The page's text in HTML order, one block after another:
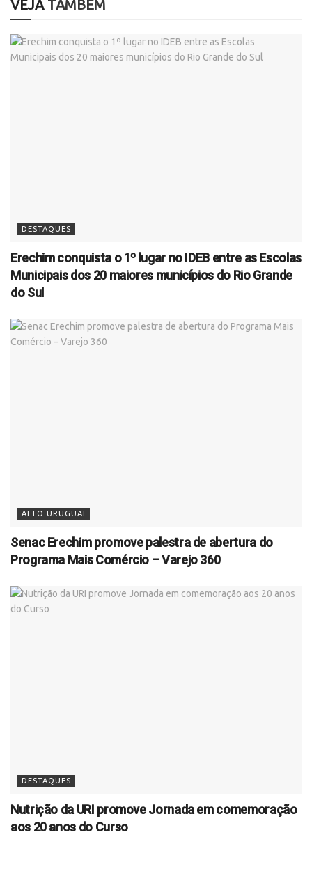
VEJATAMBÉM
DESTAQUES
Erechim conquista o 1º lugar no IDEB entre as Escolas
Municipais dos 20 maiores municípios do Rio Grande
do Sul
ALTO URUGUAI
Senac Erechim promove palestra de abertura do
Programa Mais Comércio – Varejo 360
DESTAQUES
Nutrição da URI promove Jornada em comemoração
aos 20 anos do Curso